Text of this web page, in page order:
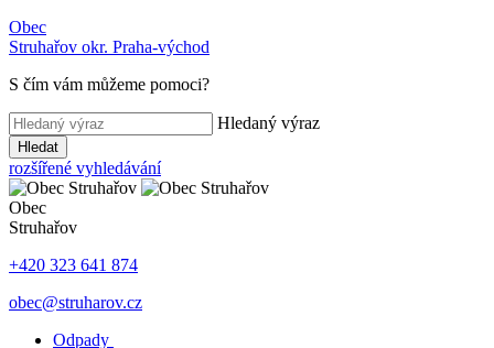
Obec
Struhařov okr. Praha-východ
S čím vám můžeme pomoci?
Hledaný výraz
Hledat
rozšířené vyhledávání
Obec
Struhařov
+420 323 641 874
obec@struharov.cz
Odpady